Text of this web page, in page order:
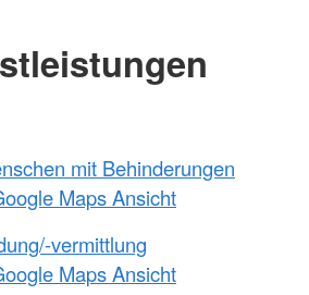
mit Behinderungen
Maps Ansicht
vermittlung
Maps Ansicht